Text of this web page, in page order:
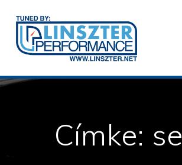
content
Címke: